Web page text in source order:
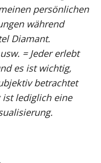
persönlichen
während
Diamant.
= Jeder erlebt
es ist wichtig,
betrachtet
ist lediglich eine